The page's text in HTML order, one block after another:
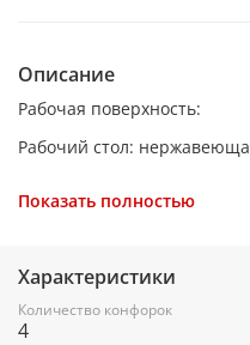
Описание
Рабочая поверхность:
Рабочий стол:
Решетки горелок стола:
Показать полностью
Характеристики
Количество конфорок
4